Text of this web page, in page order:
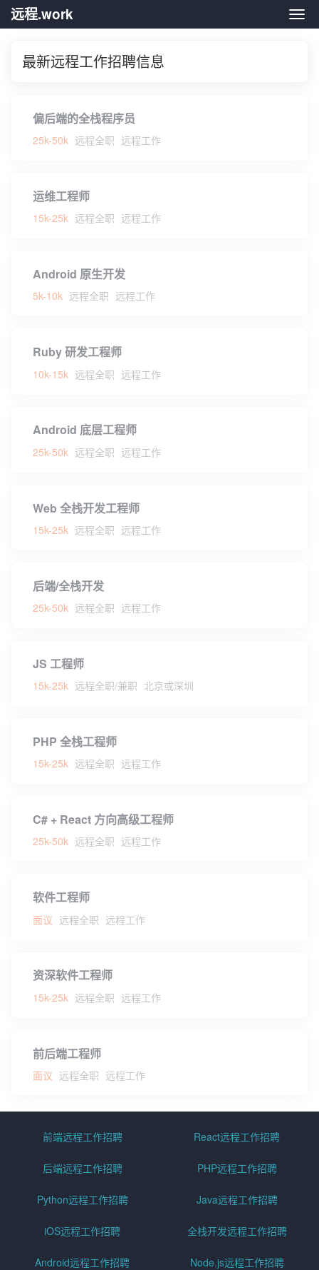
远
远程.work
最新远程工作招聘信息
偏后端的全栈程序员
25k-50k 远程全职 远程工作
运维工程师
15k-25k 远程全职 远程工作
Android 原生开发
5k-10k 远程全职 远程工作
Ruby 研发工程师
10k-15k 远程全职 远程工作
Android 底层工程师
25k-50k 远程全职 远程工作
Web 全栈开发工程师
15k-25k 远程全职 远程工作
后端/全栈开发
25k-50k 远程全职 远程工作
JS 工程师
15k-25k 远程全职/兼职 北京或深圳
PHP 全栈工程师
15k-25k 远程全职 远程工作
C# + React 方向高级工程师
25k-50k 远程全职 远程工作
软件工程师
面议 远程全职 远程工作
资深软件工程师
15k-25k 远程全职 远程工作
前后端工程师
面议 远程全职 远程工作
前端远程工作招聘 React远程工作招聘
后端远程工作招聘 PHP远程工作招聘
Python远程工作招聘 Java远程工作招聘
iOS远程工作招聘 全栈开发远程工作招聘
Android远程工作招聘 Node.js远程工作招聘